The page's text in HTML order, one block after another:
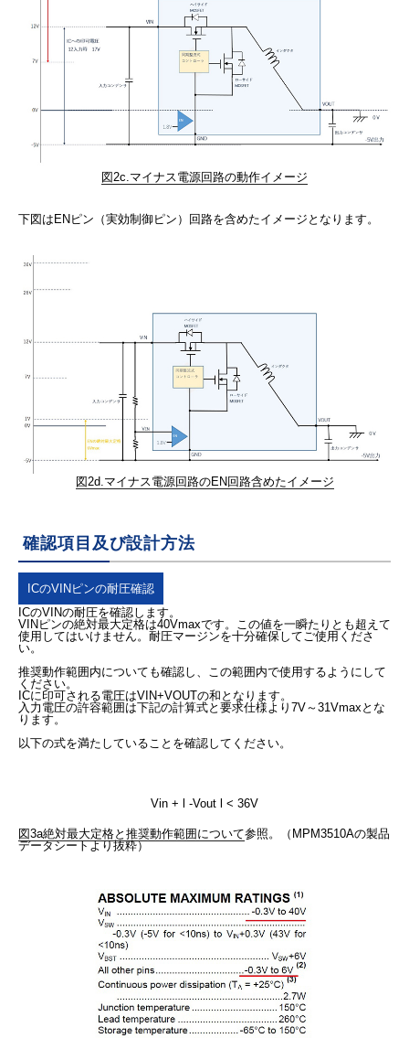
図2c.マイナス電源回路の動作イメージ
下図はENピン（実効制御ピン）回路を含めたイメージとなります。
図2d.マイナス電源回路のEN回路含めたイメージ
確認項目及び設計方法
ICのVINピンの耐圧確認
ICのVINの耐圧を確認します。
VINピンの絶対最大定格は40Vmaxです。この値を一瞬たりとも超えて
使用してはいけません。耐圧マージンを十分確保してご使用くださ
い。
推奨動作範囲内についても確認し、この範囲内で使用するようにして
ください。
ICに印可される電圧はVIN+VOUTの和となります。
入力電圧の許容範囲は下記の計算式と要求仕様より7V～31Vmaxとな
ります。
以下の式を満たしていることを確認してください。
Vin + l -Vout l < 36V
図3a絶対最大定格と推奨動作範囲について参照。（MPM3510Aの製品
データシートより抜粋）